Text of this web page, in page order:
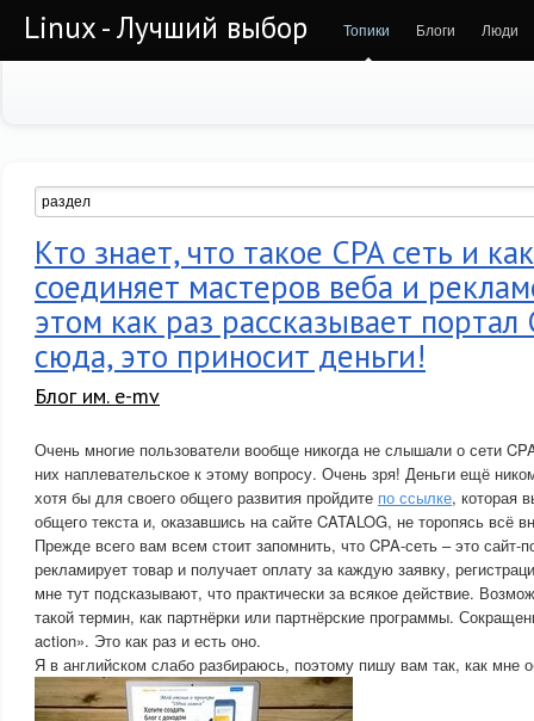
Linux - Лучший выбор Топики Блоги Люди
Кто знает, что такое CPA сеть и
соединяет мастеров веба и
этом как раз рассказывает портал
сюда, это приносит деньги!
Блог им. e-mv
Очень многие пользователи вообще никогда не слышали о сети
них наплевательское к этому вопросу. Очень зря! Деньги ещё
хотя бы для своего общего развития пройдите по ссылке, которая
общего текста и, оказавшись на сайте CATALOG, не торопясь всё
Прежде всего вам всем стоит запомнить, что CPA-сеть – это сайт-
рекламирует товар и получает оплату за каждую заявку,
мне тут подсказывают, что практически за всякое действие.
такой термин, как партнёрки или партнёрские программы.
action». Это как раз и есть оно.
Я в английском слабо разбираюсь, поэтому пишу вам так, как мне